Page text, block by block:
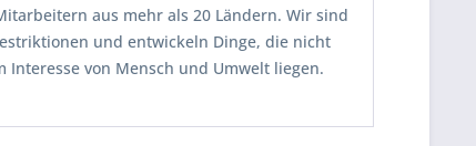
aus mehr als 20 Ländern. Wir sind
und entwickeln Dinge, die nicht
von Mensch und Umwelt liegen.